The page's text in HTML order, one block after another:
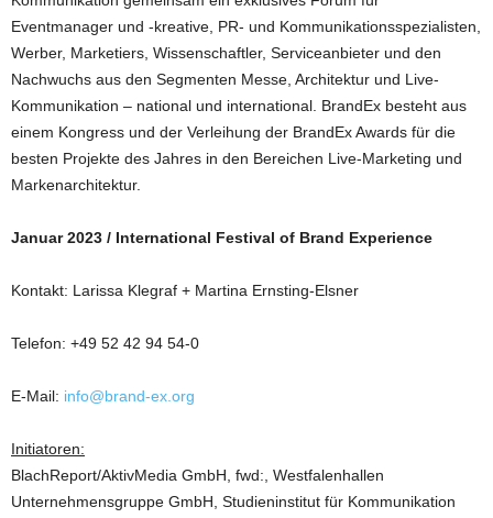
Eventmanager und -kreative, PR- und Kommunikationsspezialisten,
Werber, Marketiers, Wissenschaftler, Serviceanbieter und den
Nachwuchs aus den Segmenten Messe, Architektur und Live-
Kommunikation – national und international. BrandEx besteht aus
einem Kongress und der Verleihung der BrandEx Awards für die
besten Projekte des Jahres in den Bereichen Live-Marketing und
Markenarchitektur.
Januar 2023 / International Festival of Brand Experience
Kontakt: Larissa Klegraf + Martina Ernsting-Elsner
Telefon: +49 52 42 94 54-0
E-Mail: info@brand-ex.org
Initiatoren:
BlachReport/AktivMedia GmbH, fwd:, Westfalenhallen
Unternehmensgruppe GmbH, Studieninstitut für Kommunikation